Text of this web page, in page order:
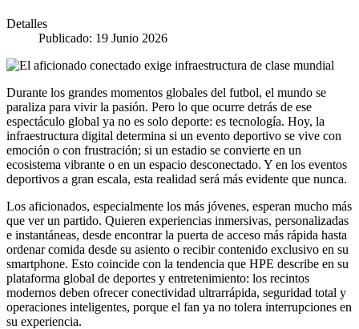
Detalles
Publicado: 19 Junio 2026
Durante los grandes momentos globales del futbol, el mundo se
paraliza para vivir la pasión. Pero lo que ocurre detrás de ese
espectáculo global ya no es solo deporte: es tecnología. Hoy, la
infraestructura digital determina si un evento deportivo se vive con
emoción o con frustración; si un estadio se convierte en un
ecosistema vibrante o en un espacio desconectado. Y en los eventos
deportivos a gran escala, esta realidad será más evidente que nunca.
Los aficionados, especialmente los más jóvenes, esperan mucho más
que ver un partido. Quieren experiencias inmersivas, personalizadas
e instantáneas, desde encontrar la puerta de acceso más rápida hasta
ordenar comida desde su asiento o recibir contenido exclusivo en su
smartphone. Esto coincide con la tendencia que HPE describe en su
plataforma global de deportes y entretenimiento: los recintos
modernos deben ofrecer conectividad ultrarrápida, seguridad total y
operaciones inteligentes, porque el fan ya no tolera interrupciones en
su experiencia.